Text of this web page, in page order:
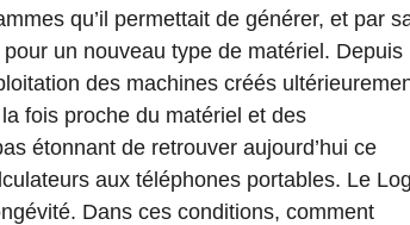
qu’il permettait de générer, et par
un nouveau type de matériel. Depuis
des machines créés
fois proche du matériel et des
étonnant de retrouver aujourd’hui ce
aux téléphones portables. Le
Dans ces conditions, comment